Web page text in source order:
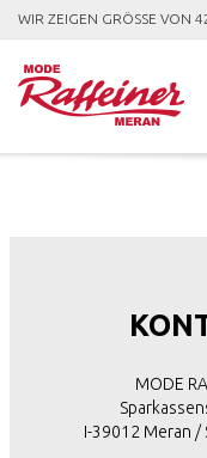
MODE
I-39012 Meran /
WIR ZEIGEN GRÖSSE VON